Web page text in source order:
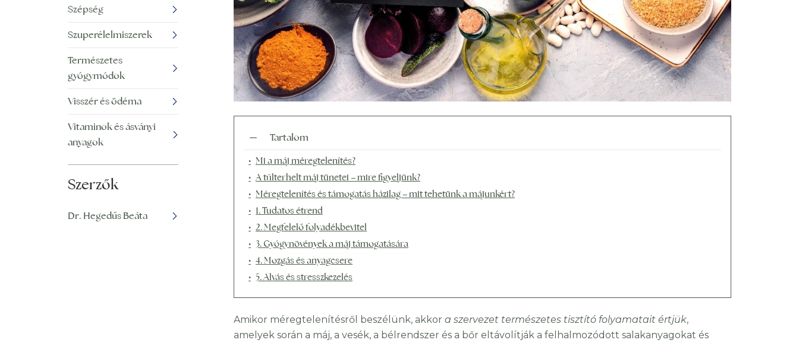
Tartalom
Mi a máj méregtelenítés?
A túlterhelt máj tünetei – mire figyeljünk?
Méregtelenítés és támogatás házilag – mit tehetünk a májunkért?
1. Tudatos étrend
2. Megfelelő folyadékbevitel
3. Gyógynövények a máj támogatására
4. Mozgás és anyagcsere
5. Alvás és stresszkezelés
Amikor méregtelenítésről beszélünk, akkor a szervezet természetes tisztító folyamatait értjük,
amelyek során a máj, a vesék, a bélrendszer és a bőr eltávolítják a felhalmozódott salakanyagokat és
Szépség
Szuperélelmiszerek
Természetes
gyógymódok
Visszér és ödéma
Vitaminok és ásványi
anyagok
Szerzők
Dr. Hegedűs Beáta